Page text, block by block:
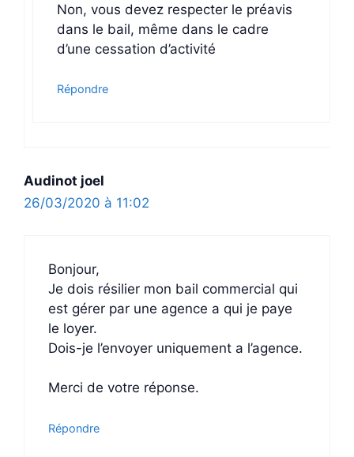
Non, vous devez respecter le préavis
dans le bail, même dans le cadre
d’une cessation d’activité
Répondre
Audinot joel
26/03/2020 à 11:02
Bonjour,
Je dois résilier mon bail commercial qui
est gérer par une agence a qui je paye
le loyer.
Dois-je l’envoyer uniquement a l’agence.
Merci de votre réponse.
Répondre